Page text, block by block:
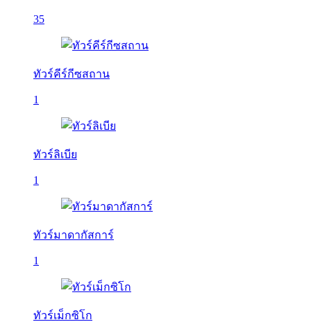
35
ทัวร์คีร์กีซสถาน
1
ทัวร์ลิเบีย
1
ทัวร์มาดากัสการ์
1
ทัวร์เม็กซิโก